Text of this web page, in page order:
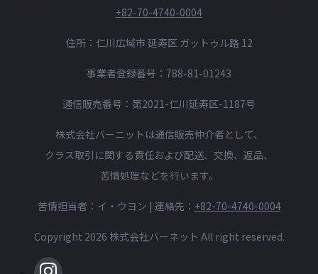
+82-70-4740-0004
住所：仁川広域市 延寿区 ガットゥル路 12
事業者登録番号：788-81-01243
通信販売番号：第2021-仁川延寿区-1187号
株式会社バーニットは通信販売仲介者として、
クラス取引に関する責任および配送、交換、返品、
苦情処理などを行います。
苦情担当者：イ・ウヨン | 連絡先： +82-70-4740-0004
Copyright 2026 株式会社バーネット All right reserved.